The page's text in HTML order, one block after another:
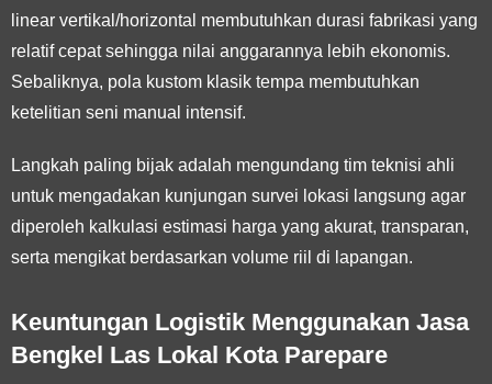
linear vertikal/horizontal membutuhkan durasi fabrikasi yang
relatif cepat sehingga nilai anggarannya lebih ekonomis.
Sebaliknya, pola kustom klasik tempa membutuhkan
ketelitian seni manual intensif.
Langkah paling bijak adalah mengundang tim teknisi ahli
untuk mengadakan kunjungan survei lokasi langsung agar
diperoleh kalkulasi estimasi harga yang akurat, transparan,
serta mengikat berdasarkan volume riil di lapangan.
Keuntungan Logistik Menggunakan Jasa
Bengkel Las Lokal Kota Parepare